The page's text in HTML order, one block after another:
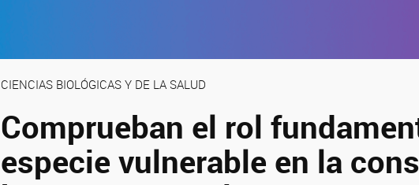
CIENCIAS BIOLÓGICAS Y DE LA SALUD
Comprueban el rol
especie vulnerable en la